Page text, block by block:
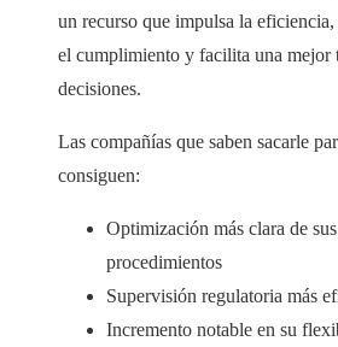
un recurso que impulsa la eficiencia,
el cumplimiento y facilita una mejor
decisiones.
Las compañías que saben sacarle
consiguen:
Optimización más clara de sus
procedimientos
Supervisión regulatoria más
Incremento notable en su